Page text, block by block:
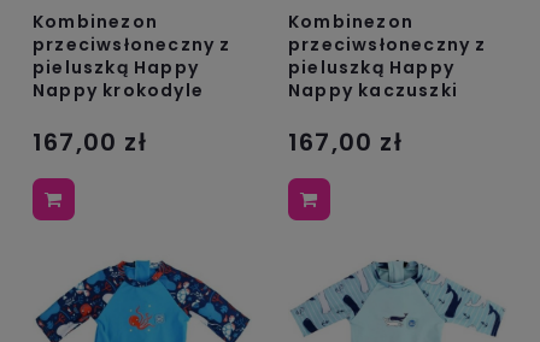
Kombinezon
przeciwsłoneczny z
pieluszką Happy
Nappy krokodyle
167,00 zł
Kombinezon
przeciwsłoneczny z
pieluszką Happy
Nappy kaczuszki
167,00 zł